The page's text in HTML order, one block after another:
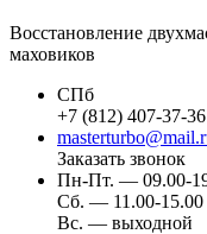
Восстановление
маховиков
СПб
+7 (812) 407-37-36
Заказать звонок
Пн-Пт. — 09.00-
Сб. — 11.00-15.00
Вс. — выходной